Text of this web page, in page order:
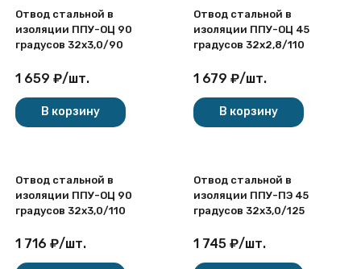
Отвод стальной в
изоляции ППУ-ОЦ 90
градусов 32х3,0/90
1 659 ₽/шт.
В корзину
Отвод стальной в
изоляции ППУ-ОЦ 45
градусов 32х2,8/110
1 679 ₽/шт.
В корзину
Отвод стальной в
изоляции ППУ-ОЦ 90
градусов 32х3,0/110
1 716 ₽/шт.
Отвод стальной в
изоляции ППУ-ПЭ 45
градусов 32х3,0/125
1 745 ₽/шт.